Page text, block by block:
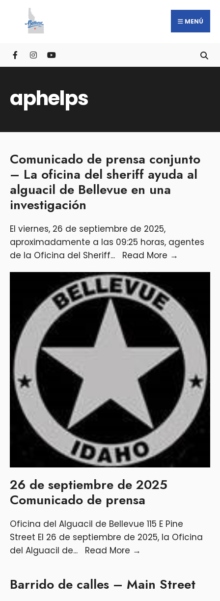
MENÚ
aphelps
Comunicado de prensa conjunto
– La oficina del sheriff ayuda al
alguacil de Bellevue en una
investigación
El viernes, 26 de septiembre de 2025,
aproximadamente a las 09:25 horas, agentes
de la Oficina del Sheriff... Read More →
26 de septiembre de 2025
Comunicado de prensa
Oficina del Alguacil de Bellevue 115 E Pine
Street El 26 de septiembre de 2025, la Oficina
del Alguacil de... Read More →
Barrido de calles – Main Street